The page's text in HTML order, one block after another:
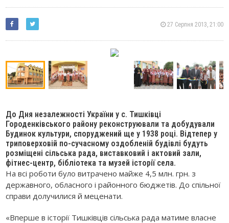
27 Серпня 2013, 21:00
До Дня незалежності України у с. Тишківці
Городенківського району реконструювали та добудували
Будинок культури, споруджений ще у 1938 році. Відтепер у
триповерховій по-сучасному оздобленій будівлі будуть
розміщені сільська рада, виставковий і актовий зали,
фітнес-центр, бібліотека та музей історії села.
На всі роботи було витрачено майже 4,5 млн. грн. з
державного, обласного і районного бюджетів. До спільної
справи долучилися й меценати.
«Вперше в історії Тишківців сільська рада матиме власне